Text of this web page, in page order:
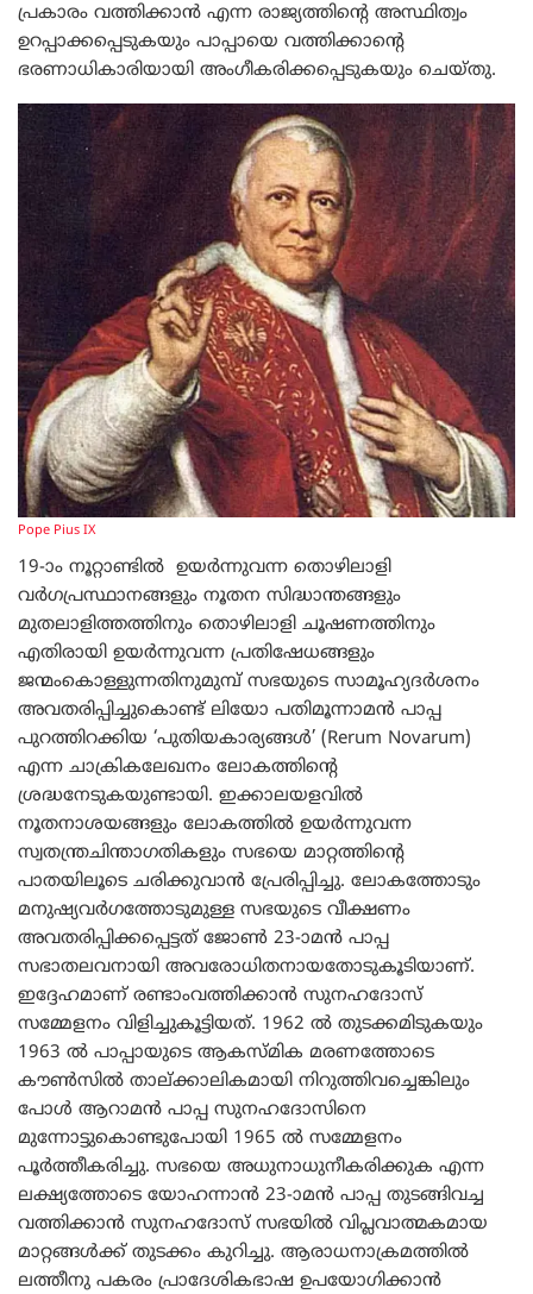
പ്രകാരം വത്തിക്കാന്‍ എന്ന രാജ്യത്തിന്‍റെ അസ്ഥിത്വം
ഉറപ്പാക്കപ്പെടുകയും പാപ്പായെ വത്തിക്കാന്‍റെ
ഭരണാധികാരിയായി അംഗീകരിക്കപ്പെടുകയും ചെയ്തു.
Pope Pius IX
19-ാം നൂറ്റാണ്ടില്‍ ഉയര്‍ന്നുവന്ന തൊഴിലാളി
വര്‍ഗപ്രസ്ഥാനങ്ങളും നൂതന സിദ്ധാന്തങ്ങളും
മുതലാളിത്തത്തിനും തൊഴിലാളി ചൂഷണത്തിനും
എതിരായി ഉയര്‍ന്നുവന്ന പ്രതിഷേധങ്ങളും
ജന്മംകൊള്ളുന്നതിനുമുമ്പ് സഭയുടെ സാമൂഹ്യദര്‍ശനം
അവതരിപ്പിച്ചുകൊണ്ട് ലിയോ പതിമൂന്നാമന്‍ പാപ്പ
പുറത്തിറക്കിയ ‘പുതിയകാര്യങ്ങള്‍’ (Rerum Novarum)
എന്ന ചാക്രികലേഖനം ലോകത്തിന്‍റെ
ശ്രദ്ധനേടുകയുണ്ടായി. ഇക്കാലയളവില്‍
നൂതനാശയങ്ങളും ലോകത്തില്‍ ഉയര്‍ന്നുവന്ന
സ്വതന്ത്രചിന്താഗതികളും സഭയെ മാറ്റത്തിന്‍റെ
പാതയിലൂടെ ചരിക്കുവാന്‍ പ്രേരിപ്പിച്ചു. ലോകത്തോടും
മനുഷ്യവര്‍ഗത്തോടുമുള്ള സഭയുടെ വീക്ഷണം
അവതരിപ്പിക്കപ്പെട്ടത് ജോണ്‍ 23-ാമന്‍ പാപ്പ
സഭാതലവനായി അവരോധിതനായതോടുകൂടിയാണ്.
ഇദ്ദേഹമാണ് രണ്ടാംവത്തിക്കാന്‍ സുനഹദോസ്
സമ്മേളനം വിളിച്ചുകൂട്ടിയത്. 1962 ല്‍ തുടക്കമിടുകയും
1963 ല്‍ പാപ്പായുടെ ആകസ്മിക മരണത്തോടെ
കൗണ്‍സില്‍ താല്ക്കാലികമായി നിറുത്തിവച്ചെങ്കിലും
പോള്‍ ആറാമന്‍ പാപ്പ സുനഹദോസിനെ
മുന്നോട്ടുകൊണ്ടുപോയി 1965 ല്‍ സമ്മേളനം
പൂര്‍ത്തീകരിച്ചു. സഭയെ അധുനാധുനീകരിക്കുക എന്ന
ലക്ഷ്യത്തോടെ യോഹന്നാന്‍ 23-ാമന്‍ പാപ്പ തുടങ്ങിവച്ച
വത്തിക്കാന്‍ സുനഹദോസ് സഭയില്‍ വിപ്ലവാത്മകമായ
മാറ്റങ്ങള്‍ക്ക് തുടക്കം കുറിച്ചു. ആരാധനാക്രമത്തില്‍
ലത്തീനു പകരം പ്രാദേശികഭാഷ ഉപയോഗിക്കാന്‍